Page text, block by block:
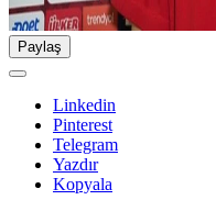
Paylaş
Linkedin
Pinterest
Telegram
Yazdır
Kopyala